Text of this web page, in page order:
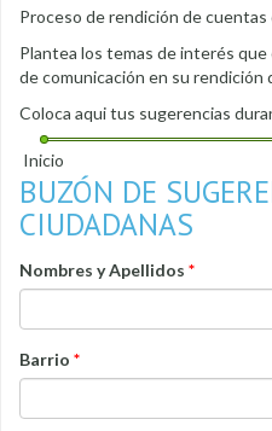
Proceso de rendición de cuentas
Plantea los temas de interés
de comunicación en su rendición
Coloca aqui tus sugerencias
Inicio
BUZÓN DE
CIUDADANAS
Nombres y Apellidos *
Barrio *